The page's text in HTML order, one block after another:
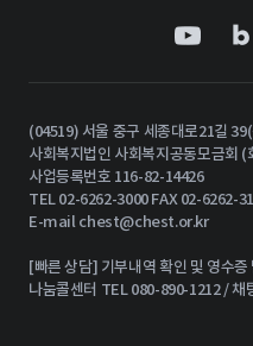
(04519) 서울 중구 세종대로21길
사회복지법인 사회복지공동모금회 (
사업등록번호 116-82-14426
TEL 02-6262-3000 FAX 02-6262-
E-mailchest@chest.or.kr
[빠른 상담] 기부내역 확인 및 영수증
나눔콜센터 TEL 080-890-1212 /